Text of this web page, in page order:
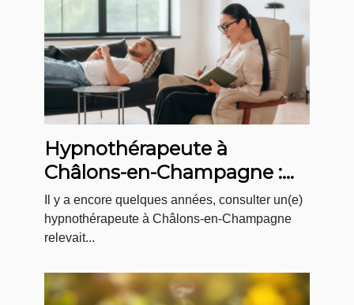
Hypnothérapeute à
Châlons-en-Champagne :
un accompagnement sur-
mesure au Cabinet
Menninga
Il y a encore quelques années, consulter un(e)
hypnothérapeute à Châlons-en-Champagne
relevait...